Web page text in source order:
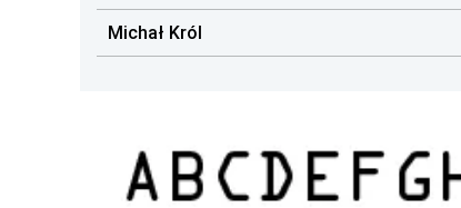
Michał Król